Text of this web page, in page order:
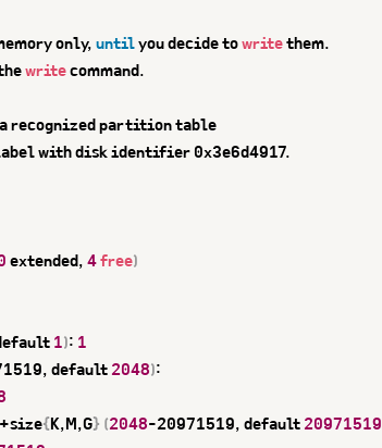
only, until you decide to write them.
write command.
a recognized partition table
with disk identifier 0x3e6d4917.
extended, 4 free)
1): 1
default 2048):
{K,M,G} (2048-20971519, default 20971519